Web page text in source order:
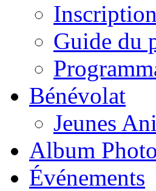
Guide du
Bénévolat
Jeunes
Album
Événements